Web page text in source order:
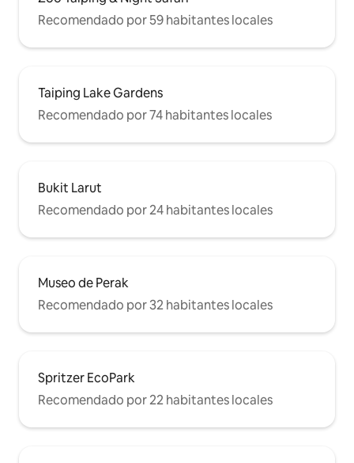
Recomendado por 59 habitantes locales
Taiping Lake Gardens
Recomendado por 74 habitantes locales
Bukit Larut
Recomendado por 24 habitantes locales
Museo de Perak
Recomendado por 32 habitantes locales
Spritzer EcoPark
Recomendado por 22 habitantes locales